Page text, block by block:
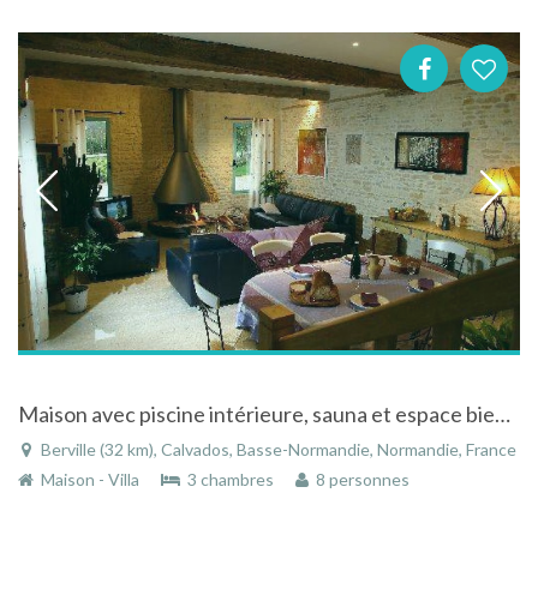
Maison avec piscine intérieure, sauna et espace bien-être à L'Oudon dans le Calvados en Normandie
Berville (32 km), Calvados, Basse-Normandie, Normandie, France
Maison - Villa
3 chambres 8 personnes